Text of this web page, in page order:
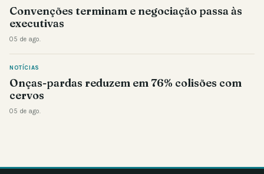
Convenções terminam e negociação passa às
executivas
05 de ago.
NOTÍCIAS
Onças-pardas reduzem em 76% colisões com
cervos
05 de ago.